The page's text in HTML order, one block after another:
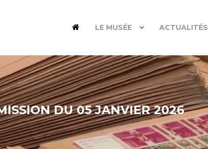
LE MUSÉE ACTUALITÉS
DU 05 JANVIER 2026